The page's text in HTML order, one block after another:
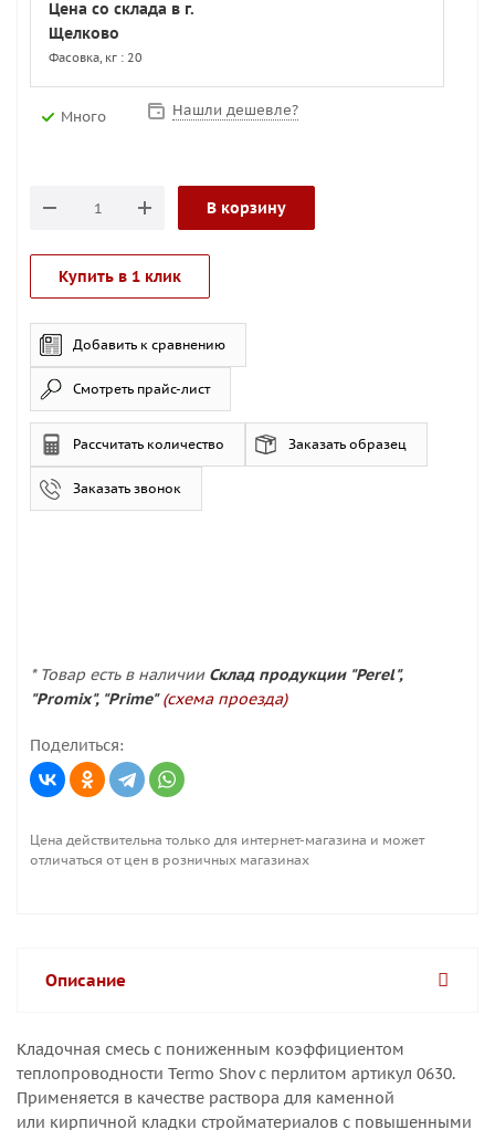
Цена со склада в г.
Щелково
Фасовка, кг : 20
Много Нашли дешевле?
В корзину
Купить в 1 клик
Смотреть прайс-лист
Добавить к сравнению
Рассчитать количество Заказать образец
Заказать звонок
* Товар есть в наличии Склад продукции "Perel",
"Promix", "Prime" (схема проезда)
Поделиться:
Цена действительна только для интернет-магазина и может
отличаться от цен в розничных магазинах
Описание
Кладочная смесь с пониженным коэффициентом
теплопроводности Termo Shov с перлитом артикул 0630.
Применяется в качестве раствора для каменной
или кирпичной кладки стройматериалов с повышенными